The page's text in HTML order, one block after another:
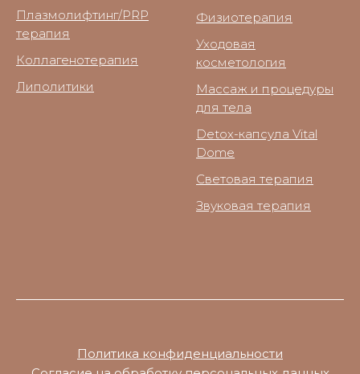
Плазмолифтинг/PRP
терапия
Коллагенотерапия
Липолитики
Физиотерапия
Уходовая
косметология
Массаж и процедуры
для тела
Detox-капсула Vital
Dome
Световая терапия
Звуковая терапия
Политика конфиденциальности